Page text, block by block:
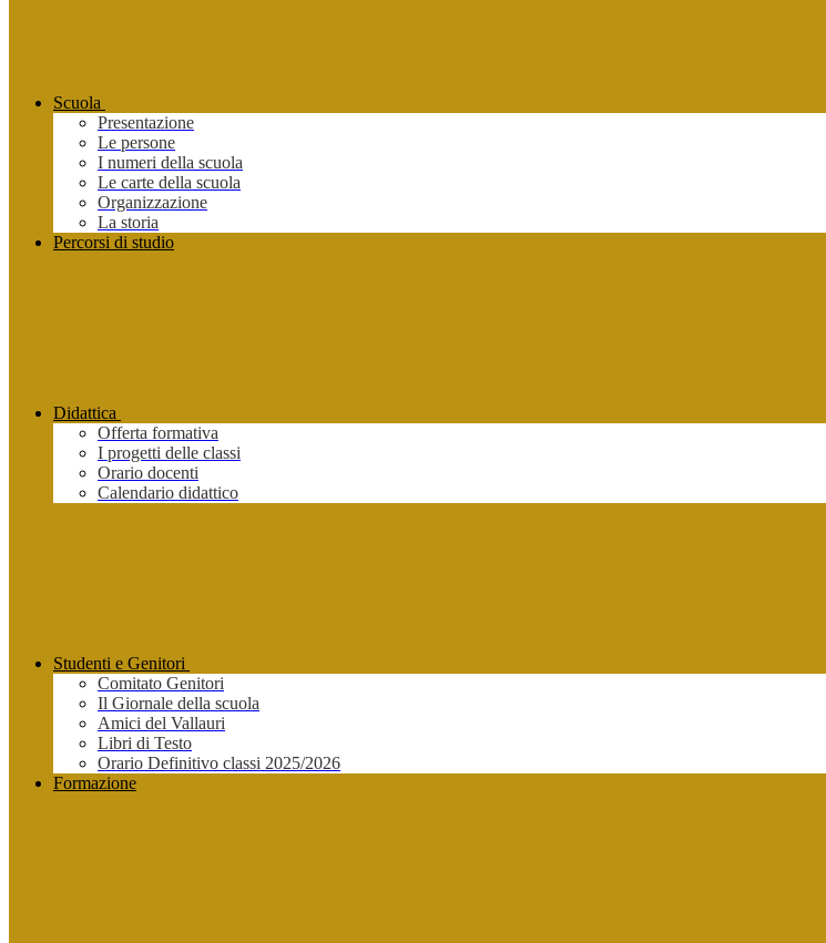
Scuola
Presentazione
Le persone
I numeri della scuola
Le carte della scuola
Organizzazione
La storia
Percorsi di studio
Didattica
Offerta formativa
I progetti delle classi
Orario docenti
Calendario didattico
Studenti e Genitori
Comitato Genitori
Il Giornale della scuola
Amici del Vallauri
Libri di Testo
Orario Definitivo classi 2025/2026
Formazione